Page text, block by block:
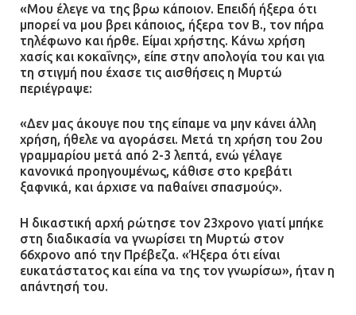
«Μου έλεγε να της βρω κάποιον. Επειδή ήξερα ότι
μπορεί να μου βρει κάποιος, ήξερα τον Β., τον πήρα
τηλέφωνο και ήρθε. Είμαι χρήστης. Κάνω χρήση
χασίς και κοκαΐνης», είπε στην απολογία του και για
τη στιγμή που έχασε τις αισθήσεις η Μυρτώ
περιέγραψε:
«Δεν μας άκουγε που της είπαμε να μην κάνει άλλη
χρήση, ήθελε να αγοράσει. Μετά τη χρήση του 2ου
γραμμαρίου μετά από 2-3 λεπτά, ενώ γέλαγε
κανονικά προηγουμένως, κάθισε στο κρεβάτι
ξαφνικά, και άρχισε να παθαίνει σπασμούς».
Η δικαστική αρχή ρώτησε τον 23χρονο γιατί μπήκε
στη διαδικασία να γνωρίσει τη Μυρτώ στον
66χρονο από την Πρέβεζα. «Ήξερα ότι είναι
ευκατάστατος και είπα να της τον γνωρίσω», ήταν η
απάντησή του.